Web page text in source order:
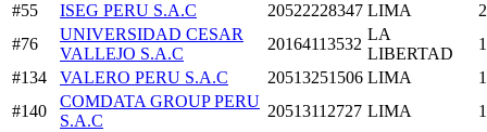
#55
ISEG PERU S.A.C 20522228347 LIMA
#76
UNIVERSIDAD CESAR
VALLEJO S.A.C
20164113532
LA
LIBERTAD
#134
VALERO PERU S.A.C 20513251506 LIMA
#140
COMDATA GROUP PERU
S.A.C
20513112727 LIMA